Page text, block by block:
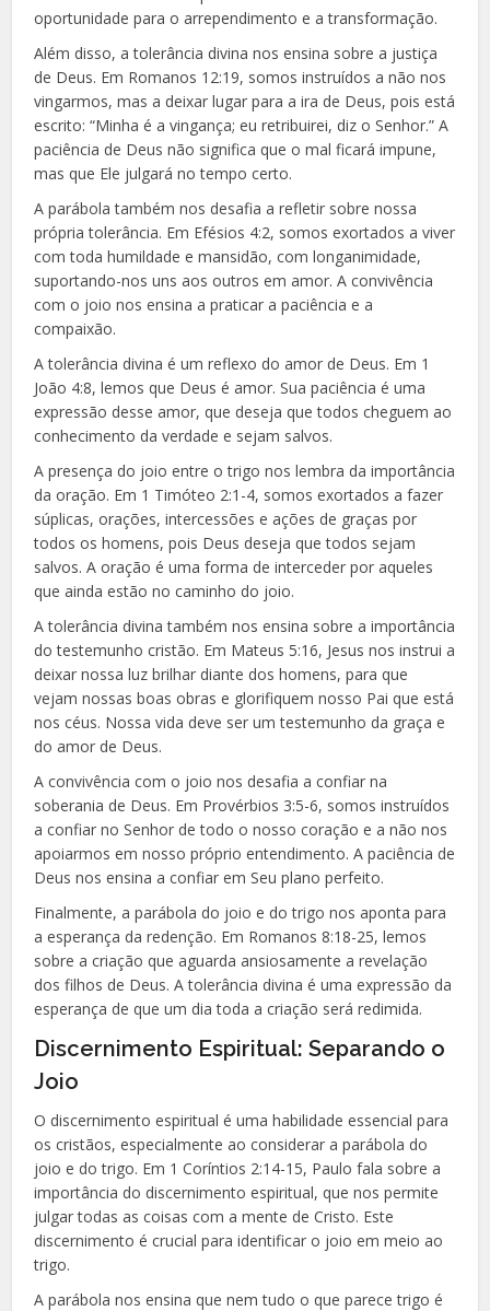
oportunidade para o arrependimento e a transformação.
Além disso, a tolerância divina nos ensina sobre a justiça
de Deus. Em Romanos 12:19, somos instruídos a não nos
vingarmos, mas a deixar lugar para a ira de Deus, pois está
escrito: “Minha é a vingança; eu retribuirei, diz o Senhor.” A
paciência de Deus não significa que o mal ficará impune,
mas que Ele julgará no tempo certo.
A parábola também nos desafia a refletir sobre nossa
própria tolerância. Em Efésios 4:2, somos exortados a viver
com toda humildade e mansidão, com longanimidade,
suportando-nos uns aos outros em amor. A convivência
com o joio nos ensina a praticar a paciência e a
compaixão.
A tolerância divina é um reflexo do amor de Deus. Em 1
João 4:8, lemos que Deus é amor. Sua paciência é uma
expressão desse amor, que deseja que todos cheguem ao
conhecimento da verdade e sejam salvos.
A presença do joio entre o trigo nos lembra da importância
da oração. Em 1 Timóteo 2:1-4, somos exortados a fazer
súplicas, orações, intercessões e ações de graças por
todos os homens, pois Deus deseja que todos sejam
salvos. A oração é uma forma de interceder por aqueles
que ainda estão no caminho do joio.
A tolerância divina também nos ensina sobre a importância
do testemunho cristão. Em Mateus 5:16, Jesus nos instrui a
deixar nossa luz brilhar diante dos homens, para que
vejam nossas boas obras e glorifiquem nosso Pai que está
nos céus. Nossa vida deve ser um testemunho da graça e
do amor de Deus.
A convivência com o joio nos desafia a confiar na
soberania de Deus. Em Provérbios 3:5-6, somos instruídos
a confiar no Senhor de todo o nosso coração e a não nos
apoiarmos em nosso próprio entendimento. A paciência de
Deus nos ensina a confiar em Seu plano perfeito.
Finalmente, a parábola do joio e do trigo nos aponta para
a esperança da redenção. Em Romanos 8:18-25, lemos
sobre a criação que aguarda ansiosamente a revelação
dos filhos de Deus. A tolerância divina é uma expressão da
esperança de que um dia toda a criação será redimida.
Discernimento Espiritual: Separando o
Joio
O discernimento espiritual é uma habilidade essencial para
os cristãos, especialmente ao considerar a parábola do
joio e do trigo. Em 1 Coríntios 2:14-15, Paulo fala sobre a
importância do discernimento espiritual, que nos permite
julgar todas as coisas com a mente de Cristo. Este
discernimento é crucial para identificar o joio em meio ao
trigo.
A parábola nos ensina que nem tudo o que parece trigo é